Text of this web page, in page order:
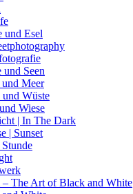
und Esel
und Seen
Meer
und Wüste
Wiese
| In The Dark
| Sunset
The Art of Black and White